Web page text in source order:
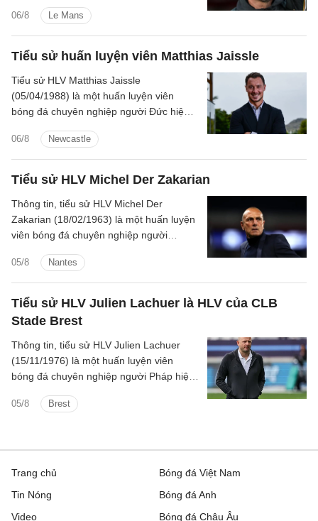
06/8 Le Mans
Tiểu sử huấn luyện viên Matthias Jaissle
06/8 Newcastle
Tiểu sử HLV Matthias Jaissle
(05/04/1988) là một huấn luyện viên
bóng đá chuyên nghiệp người Đức hiện
Ngoại hạng Anh.
Tiểu sử HLV Michel Der Zakarian
05/8 Nantes
Thông tin, tiểu sử HLV Michel Der
Zakarian (18/02/1963) là một huấn luyện
viên bóng đá chuyên nghiệp người
tại Ligue 2.
Tiểu sử HLV Julien Lachuer là HLV của CLB
Stade Brest
05/8 Brest
Thông tin, tiểu sử HLV Julien Lachuer
(15/11/1976) là một huấn luyện viên
bóng đá chuyên nghiệp người Pháp hiện
1.
Trang chủ
Tin Nóng
Video
Bóng đá Việt Nam
Bóng đá Anh
Bóng đá Châu Âu